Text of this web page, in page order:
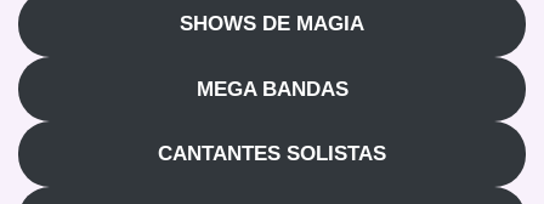
SHOWS DE MAGIA
MEGA BANDAS
CANTANTES SOLISTAS